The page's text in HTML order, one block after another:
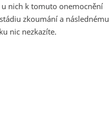
nich k tomuto onemocnění
zkoumání a následnému
nic nezkazíte.